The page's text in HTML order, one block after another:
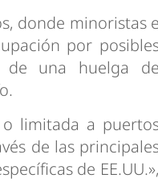
donde minoristas e
por
de una huelga de
o limitada a
de las
de EE.UU.»,